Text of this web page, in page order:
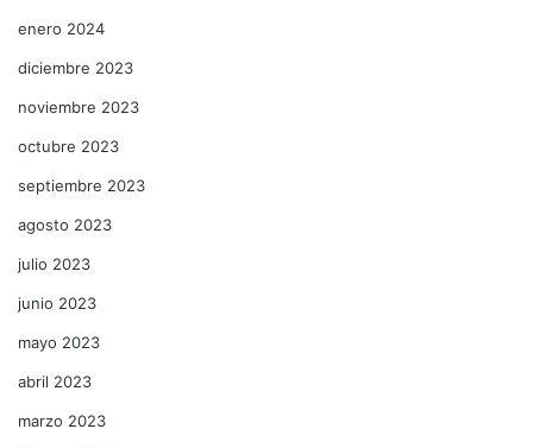
enero 2024
diciembre 2023
noviembre 2023
octubre 2023
septiembre 2023
agosto 2023
julio 2023
junio 2023
mayo 2023
abril 2023
marzo 2023